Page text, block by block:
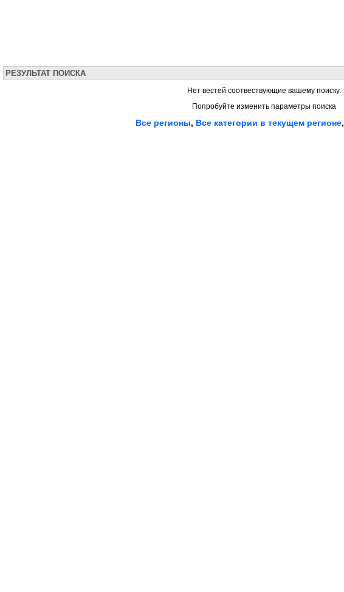
РЕЗУЛЬТАТ ПОИСКА
Нет вестей соотвествующие вашему поиску.
Попробуйте изменить параметры поиска
Все регионы, Все категории в текущем регионе,